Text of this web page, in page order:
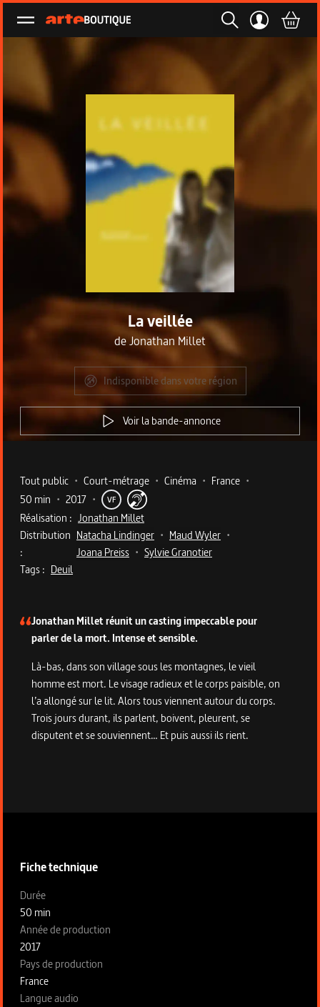
Ouvrir le menu
La veillée
deJonathan Millet
Indisponible dans votre région
Voir la bande-annonce
Metadata du programme
Tout public • Court-métrage • Cinéma • France •
50 min • 2017 • VF
Réalisation : Jonathan Millet
Distribution
:
Natacha Lindinger • Maud Wyler •
Joana Preiss • Sylvie Granotier
Tags : Deuil
Jonathan Millet réunit un casting impeccable pour
parler de la mort. Intense et sensible.
Là-bas, dans son village sous les montagnes, le vieil
homme est mort. Le visage radieux et le corps paisible, on
l’a allongé sur le lit. Alors tous viennent autour du corps.
Trois jours durant, ils parlent, boivent, pleurent, se
disputent et se souviennent… Et puis aussi ils rient.
Fiche technique
Fiche technique section gauche
Durée
50 min
Année de production
2017
Pays de production
France
Langue audio